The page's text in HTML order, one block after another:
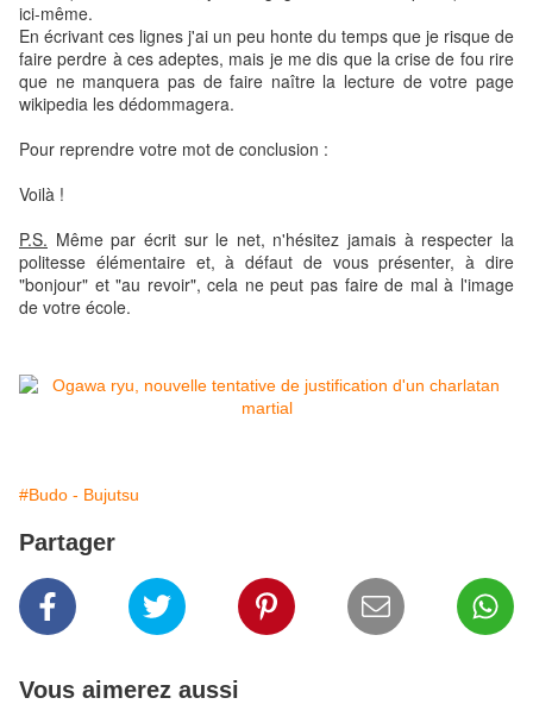
ici-même.
En écrivant ces lignes j'ai un peu honte du temps que je risque de
faire perdre à ces adeptes, mais je me dis que la crise de fou rire
que ne manquera pas de faire naître la lecture de votre page
wikipedia les dédommagera.
Pour reprendre votre mot de conclusion :
Voilà !
P.S. Même par écrit sur le net, n'hésitez jamais à respecter la
politesse élémentaire et, à défaut de vous présenter, à dire
"bonjour" et "au revoir", cela ne peut pas faire de mal à l'image
de votre école.
#Budo - Bujutsu
Partager
Vous aimerez aussi